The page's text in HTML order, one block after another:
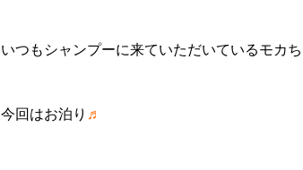
いつもシャンプーに来ていただいているモカ
今回はお泊り ♬